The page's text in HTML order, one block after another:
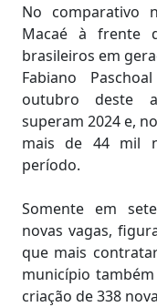
No comparativo
Macaé à frente
brasileiros em
Fabiano
outubro deste
superam 2024 e,
mais de 44 mil
período.
Somente em
novas vagas,
que mais
município
criação de 338